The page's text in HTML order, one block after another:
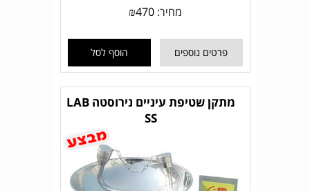
מחיר: ₪470
פרטים נוספים הוסף לסל
מתקן שטיפת עיניים נירוסטה LAB
SS